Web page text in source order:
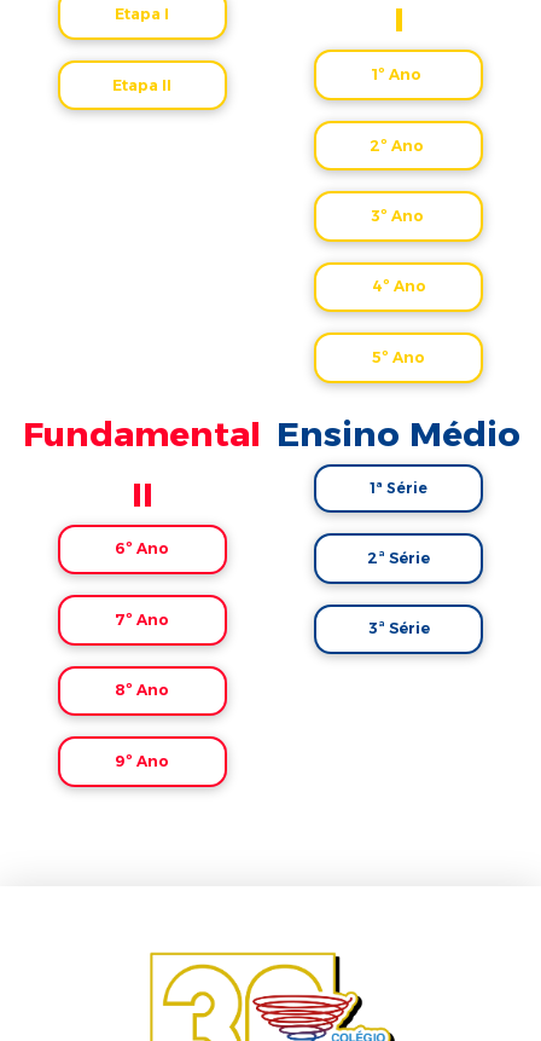
Etapa I
Etapa II
I
1º Ano
2º Ano
3º Ano
4º Ano
5º Ano
Fundamental
II
6º Ano
7º Ano
8º Ano
9º Ano
Ensino Médio
1ª Série
2ª Série
3ª Série